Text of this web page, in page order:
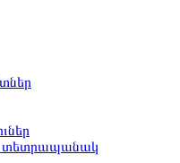
տետրապանակ